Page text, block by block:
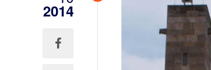
2014